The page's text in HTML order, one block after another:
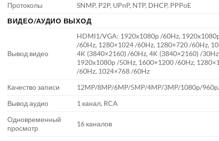
Протоколы
SNMP, P2P, UPnP, NTP, DHCP, PPPoE
ВИДЕО/АУДИО ВЫХОД
Вывод видео
HDMI1/VGA: 1920x1080p /60Hz,
/60Hz, 1280×1024 /60Hz, 1280×720 /60Hz,
4K (3840×2160) /60Hz, 4K (3840×2160) /
1920x1080p /50Hz, 1600×1200 /60Hz,
/60Hz, 1024×768 /60Hz
Качество записи
12MP/8MP/6MP/5MP/4MP/3MP/1080p/
Вывод аудио
1 канал, RCA
Одновременный
просмотр
16 каналов